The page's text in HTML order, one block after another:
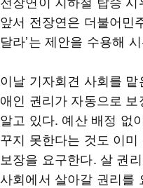
앞서 전장연은 더불어민
달라’는 제안을 수용해
이날 기자회견 사회를 맡
애인 권리가 자동으로
알고 있다. 예산 배정 없
꾸지 못한다는 것도 이
보장을 요구한다. 살 권
사회에서 살아갈 권리를